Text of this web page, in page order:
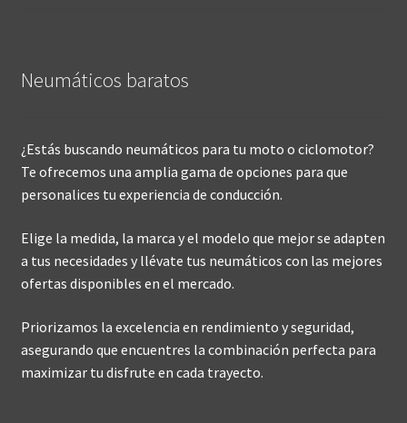
Neumáticos baratos
¿Estás buscando neumáticos para tu moto o ciclomotor?
Te ofrecemos una amplia gama de opciones para que
personalices tu experiencia de conducción.
Elige la medida, la marca y el modelo que mejor se adapten
a tus necesidades y llévate tus neumáticos con las mejores
ofertas disponibles en el mercado.
Priorizamos la excelencia en rendimiento y seguridad,
asegurando que encuentres la combinación perfecta para
maximizar tu disfrute en cada trayecto.